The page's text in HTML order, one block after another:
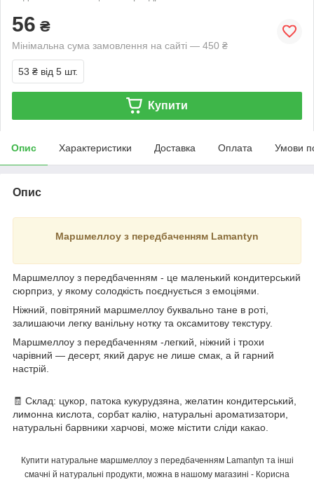
56 ₴
Мінімальна сума замовлення на сайті — 450 ₴
53 ₴ від 5 шт.
Купити
Опис Характеристики Доставка Оплата Умови
Опис
Маршмеллоу з передбаченням Lamantyn
Маршмеллоу з передбаченням - це маленький кондитерський
сюрприз, у якому солодкість поєднується з емоціями.
Ніжний, повітряний маршмеллоу буквально тане в роті,
залишаючи легку ванільну нотку та оксамитову текстуру.
Маршмеллоу з передбаченням -легкий, ніжний і трохи
чарівний — десерт, який дарує не лише смак, а й гарний
настрій.
🧾 Склад: цукор, патока кукурудзяна, желатин кондитерський,
лимонна кислота, сорбат калію, натуральні ароматизатори,
натуральні барвники харчові, може містити сліди какао.
Купити натуральне маршмеллоу з передбаченням Lamantyn та інші
смачні й натуральні продукти, можна в нашому магазині - Корисна